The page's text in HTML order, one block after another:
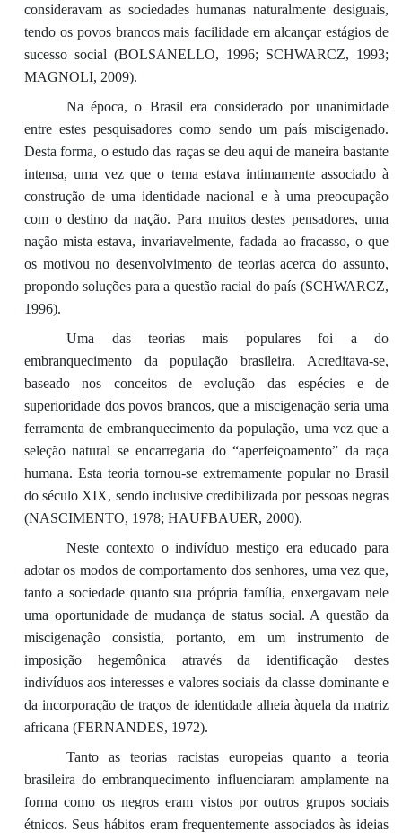
consideravam as sociedades humanas naturalmente desiguais,
tendo os povos brancos mais facilidade em alcançar estágios de
sucesso social (BOLSANELLO, 1996; SCHWARCZ, 1993;
MAGNOLI, 2009).
Na época, o Brasil era considerado por unanimidade
entre estes pesquisadores como sendo um país miscigenado.
Desta forma, o estudo das raças se deu aqui de maneira bastante
intensa, uma vez que o tema estava intimamente associado à
construção de uma identidade nacional e à uma preocupação
com o destino da nação. Para muitos destes pensadores, uma
nação mista estava, invariavelmente, fadada ao fracasso, o que
os motivou no desenvolvimento de teorias acerca do assunto,
propondo soluções para a questão racial do país (SCHWARCZ,
1996).
Uma das teorias mais populares foi a do
embranquecimento da população brasileira. Acreditava-se,
baseado nos conceitos de evolução das espécies e de
superioridade dos povos brancos, que a miscigenação seria uma
ferramenta de embranquecimento da população, uma vez que a
seleção natural se encarregaria do “aperfeiçoamento” da raça
humana. Esta teoria tornou-se extremamente popular no Brasil
do século XIX, sendo inclusive credibilizada por pessoas negras
(NASCIMENTO, 1978; HAUFBAUER, 2000).
Neste contexto o indivíduo mestiço era educado para
adotar os modos de comportamento dos senhores, uma vez que,
tanto a sociedade quanto sua própria família, enxergavam nele
uma oportunidade de mudança de status social. A questão da
miscigenação consistia, portanto, em um instrumento de
imposição hegemônica através da identificação destes
indivíduos aos interesses e valores sociais da classe dominante e
da incorporação de traços de identidade alheia àquela da matriz
africana (FERNANDES, 1972).
Tanto as teorias racistas europeias quanto a teoria
brasileira do embranquecimento influenciaram amplamente na
forma como os negros eram vistos por outros grupos sociais
étnicos. Seus hábitos eram frequentemente associados às ideias